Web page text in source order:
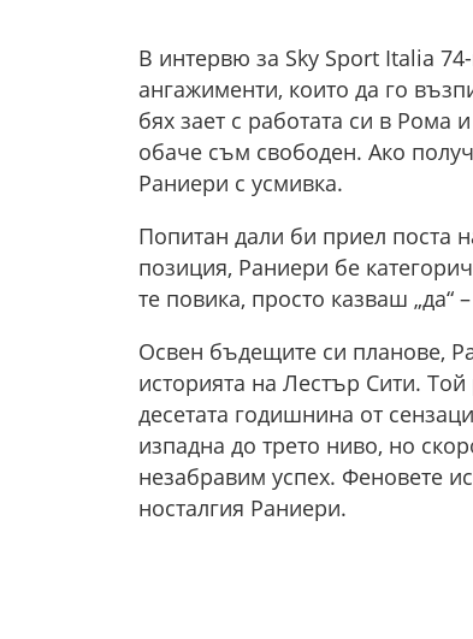
В интервю за Sky Sport Italia
ангажименти, които да го
бях зает с работата си в
обаче съм свободен. Ако
Раниери с усмивка.
Попитан дали би приел поста
позиция, Раниери бе
те повика, просто казваш „да“
Освен бъдещите си планове,
историята на Лестър Сити.
десетата годишнина от
изпадна до трето ниво, но
незабравим успех. Феновете
носталгия Раниери.